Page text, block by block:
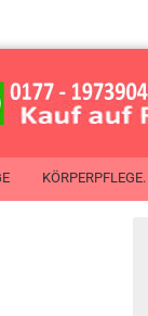
KÖRPERPFLEGE.